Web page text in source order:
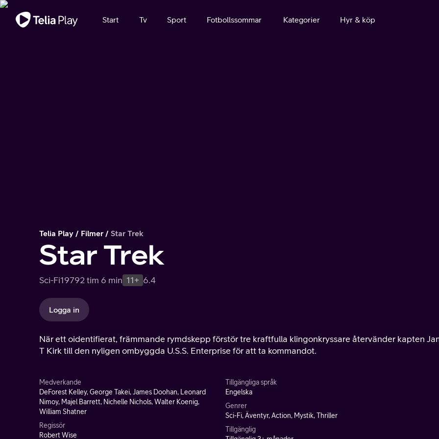
Viktigt meddelande
Start Tv Sport Fotbollssommar Kategorier Hyr & köp
Telia Play Filmer Star Trek
Star Trek
Sci-Fi19792 tim 6 min 11+ 6.4
Logga in
När ett oidentifierat, främmande rymdskepp förstör tre kraftfulla klingonkryssare återvänder kapten
T Kirk till den nyligen ombyggda U.S.S. Enterprise för att ta kommandot.
Medverkande
DeForest Kelley, George Takei, James Doohan, Leonard
Nimoy, Majel Barrett, Nichelle Nichols, Walter Koenig,
William Shatner
Regissör
Robert Wise
Tillgängliga språk
Engelska
Genrer
Sci-Fi, Äventyr, Action, Mystik, Thriller
Tillgänglig